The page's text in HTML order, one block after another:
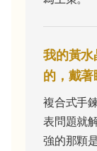
我的黃
的，戴著
複合式手
表問題就
強的那顆